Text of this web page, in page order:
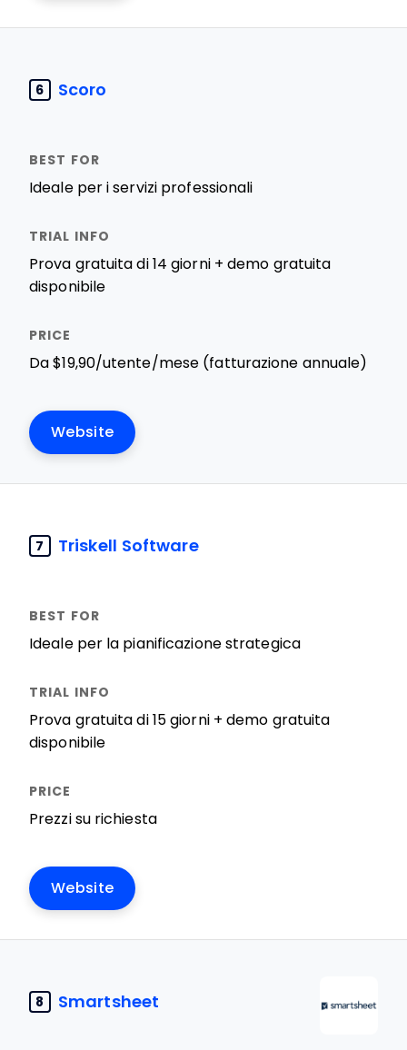
6 Scoro
Ideale per i servizi professionali
Prova gratuita di 14 giorni + demo gratuita
disponibile
Da $19,90/utente/mese (fatturazione annuale)
Website
7 Triskell Software
Ideale per la pianificazione strategica
Prova gratuita di 15 giorni + demo gratuita
disponibile
Prezzi su richiesta
Website
8 Smartsheet